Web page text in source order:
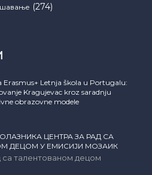
(274)
Erasmus+ Letnja škola u Portugalu:
Kragujevac kroz saradnju
obrazovne modele
ЦЕНТРА ЗА РАД СА
ДЕЦОМ У ЕМИСИЈИ МОЗАИК
са талентованом децом